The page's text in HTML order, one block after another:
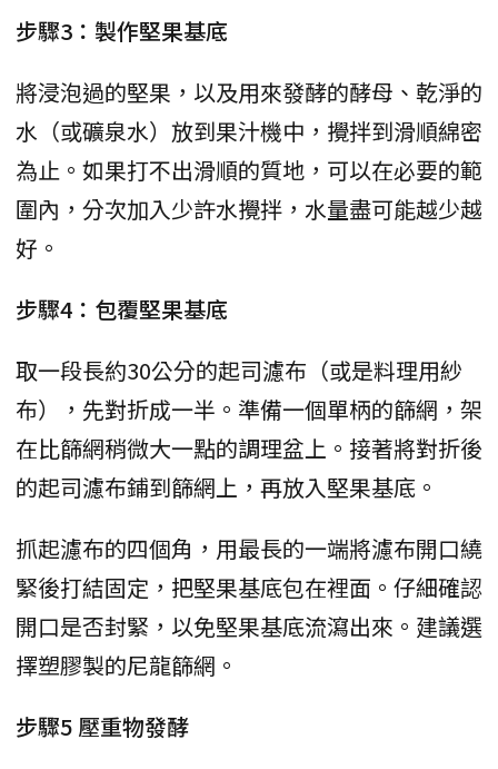
步驟3：製作堅果基底
將浸泡過的堅果，以及用來發酵的酵母、乾淨的
水（或礦泉水）放到果汁機中，攪拌到滑順綿密
為止。如果打不出滑順的質地，可以在必要的範
圍內，分次加入少許水攪拌，水量盡可能越少越
好。
步驟4：包覆堅果基底
取一段長約30公分的起司濾布（或是料理用紗
布），先對折成一半。準備一個單柄的篩網，架
在比篩網稍微大一點的調理盆上。接著將對折後
的起司濾布鋪到篩網上，再放入堅果基底。
抓起濾布的四個角，用最長的一端將濾布開口繞
緊後打結固定，把堅果基底包在裡面。仔細確認
開口是否封緊，以免堅果基底流瀉出來。建議選
擇塑膠製的尼龍篩網。
步驟5 壓重物發酵